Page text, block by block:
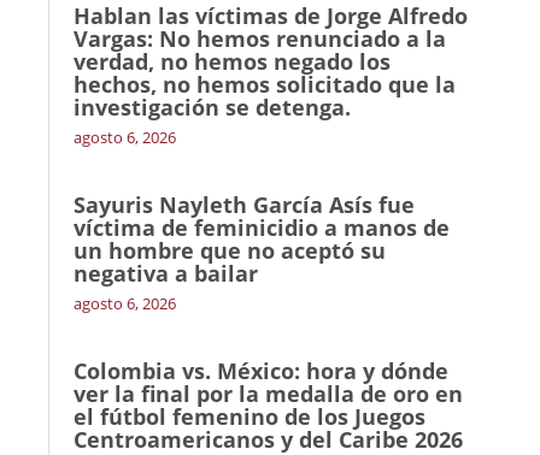
Hablan las víctimas de Jorge Alfredo
Vargas: No hemos renunciado a la
verdad, no hemos negado los
hechos, no hemos solicitado que la
investigación se detenga.
agosto 6, 2026
Sayuris Nayleth García Asís fue
víctima de feminicidio a manos de
un hombre que no aceptó su
negativa a bailar
agosto 6, 2026
Colombia vs. México: hora y dónde
ver la final por la medalla de oro en
el fútbol femenino de los Juegos
Centroamericanos y del Caribe 2026